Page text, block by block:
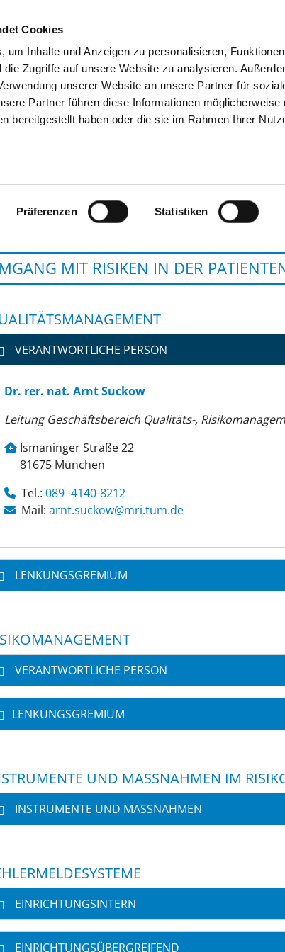
Cookies
um Inhalte und Anzeigen zu personalisieren,
die Zugriffe auf unsere Website zu analysieren.
unserer Website an unsere Partner für
Partner führen diese Informationen möglicherweise
bereitgestellt haben oder die sie im Rahmen Ihrer
Präferenzen Statistiken
SUCHEN TIPPS & HILFE DAS
MIT RISIKEN IN DER
VERANTWORTLICHE PERSON
Dr. rer. nat. Arnt Suckow
Leitung Geschäftsbereich Qualitäts-,
Ismaninger Straße 22
81675 München
Tel.: 089 -4140-8212
Mail: ed.mut.irm@wokcus.tnra
LENKUNGSGREMIUM
VERANTWORTLICHE PERSON
LENKUNGSGREMIUM
UND MASSNAHMEN IM
INSTRUMENTE UND MASSNAHMEN
EINRICHTUNGSINTERN
EINRICHTUNGSÜBERGREIFEND